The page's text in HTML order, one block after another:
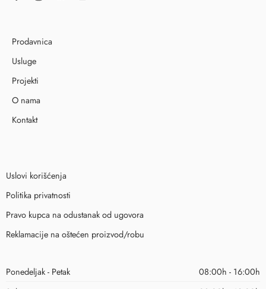
Prodavnica
Usluge
Projekti
O nama
Kontakt
Uslovi korišćenja
Politika privatnosti
Pravo kupca na odustanak od ugovora
Reklamacije na oštećen proizvod/robu
Ponedeljak - Petak
08:00h - 16:00h